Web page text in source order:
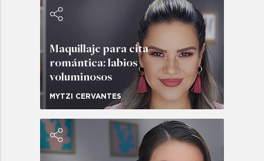
Maquillaje para cita
romántica: labios
voluminosos
MYTZI CERVANTES